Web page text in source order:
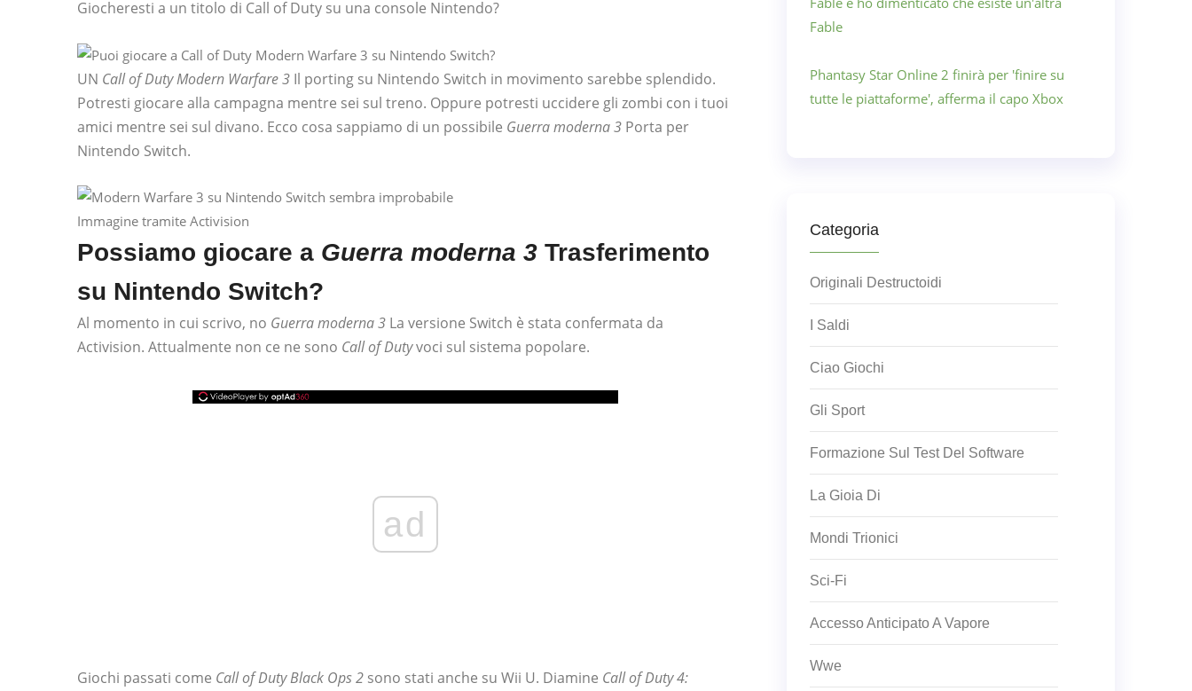
Giocheresti a un titolo di Call of Duty su una console Nintendo?
UN Call of Duty Modern Warfare 3 Il porting su Nintendo Switch in movimento sarebbe splendido.
Potresti giocare alla campagna mentre sei sul treno. Oppure potresti uccidere gli zombi con i tuoi
amici mentre sei sul divano. Ecco cosa sappiamo di un possibile Guerra moderna 3 Porta per
Nintendo Switch.
Immagine tramite Activision
Possiamo giocare a Guerra moderna 3 Trasferimento
su Nintendo Switch?
Al momento in cui scrivo, no Guerra moderna 3 La versione Switch è stata confermata da
Activision. Attualmente non ce ne sono Call of Dutyvoci sul sistema popolare.
ad
Giochi passati come Call of Duty Black Ops 2 sono stati anche su Wii U. Diamine Call of Duty 4:
Fable
Phantasy Star Online 2 finirà per 'finire su
tutte le piattaforme', afferma il capo Xbox
Categoria
Originali Destructoidi
I Saldi
Ciao Giochi
Gli Sport
Formazione Sul Test Del Software
La Gioia Di
Mondi Trionici
Sci-Fi
Accesso Anticipato A Vapore
Wwe